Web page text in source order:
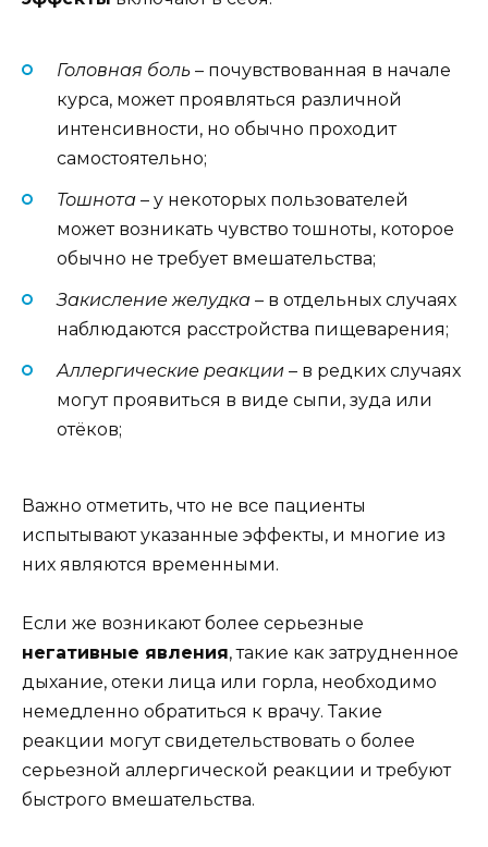
Головная боль – почувствованная в начале
курса, может проявляться различной
интенсивности, но обычно проходит
самостоятельно;
Тошнота – у некоторых пользователей
может возникать чувство тошноты, которое
обычно не требует вмешательства;
Закисление желудка – в отдельных случаях
наблюдаются расстройства пищеварения;
Аллергические реакции – в редких случаях
могут проявиться в виде сыпи, зуда или
отёков;
Важно отметить, что не все пациенты
испытывают указанные эффекты, и многие из
них являются временными.
Если же возникают более серьезные
негативные явления, такие как затрудненное
дыхание, отеки лица или горла, необходимо
немедленно обратиться к врачу. Такие
реакции могут свидетельствовать о более
серьезной аллергической реакции и требуют
быстрого вмешательства.